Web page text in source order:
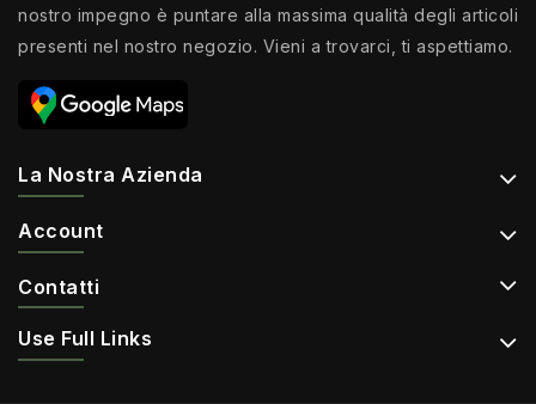
nostro impegno è puntare alla massima qualità degli articoli
presenti nel nostro negozio. Vieni a trovarci, ti aspettiamo.
La Nostra Azienda
Account
Contatti
Use Full Links